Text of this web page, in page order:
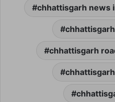
chhattisgarh news
chhattisgarh